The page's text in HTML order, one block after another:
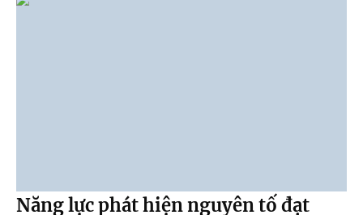
Năng lực phát hiện nguyên tố đạt